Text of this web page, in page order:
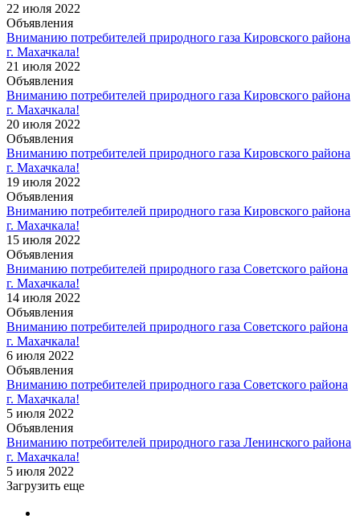
22 июля 2022
Объявления
Вниманию потребителей природного газа Кировского района
г. Махачкала!
21 июля 2022
Объявления
Вниманию потребителей природного газа Кировского района
г. Махачкала!
20 июля 2022
Объявления
Вниманию потребителей природного газа Кировского района
г. Махачкала!
19 июля 2022
Объявления
Вниманию потребителей природного газа Кировского района
г. Махачкала!
15 июля 2022
Объявления
Вниманию потребителей природного газа Советского района
г. Махачкала!
14 июля 2022
Объявления
Вниманию потребителей природного газа Советского района
г. Махачкала!
6 июля 2022
Объявления
Вниманию потребителей природного газа Советского района
г. Махачкала!
5 июля 2022
Объявления
Вниманию потребителей природного газа Ленинского района
г. Махачкала!
5 июля 2022
Загрузить еще